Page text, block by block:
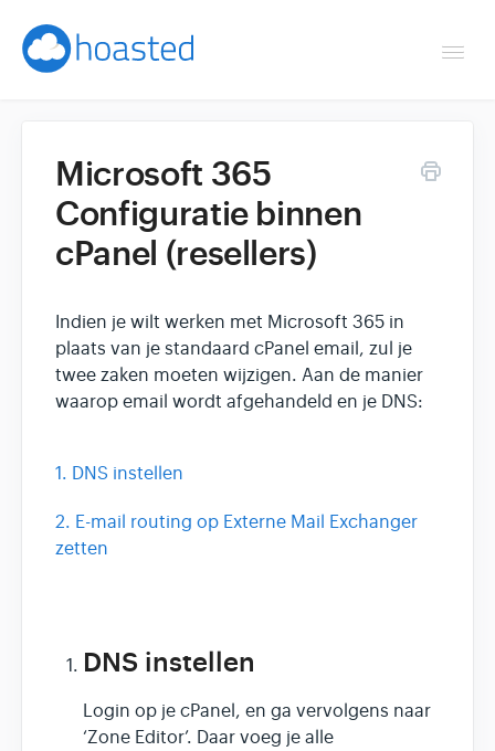
Helpdesk
Optimaliseren & debuggen
Contact
Microsoft 365
Configuratie binnen
cPanel (resellers)
Indien je wilt werken met Microsoft 365 in
plaats van je standaard cPanel email, zul je
twee zaken moeten wijzigen. Aan de manier
waarop email wordt afgehandeld en je DNS:
1. DNS instellen
2. E-mail routing op Externe Mail Exchanger
zetten
DNS instellen
Login op je cPanel, en ga vervolgens naar
‘Zone Editor’. Daar voeg je alle